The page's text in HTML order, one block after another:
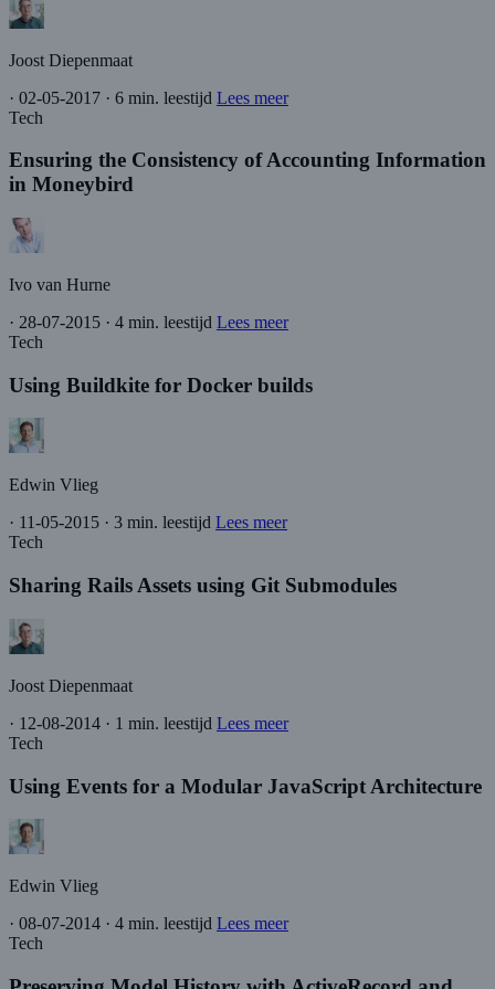
Joost Diepenmaat
· 02-05-2017 · 6 min. leestijd Lees meer
Tech
Ensuring the Consistency of Accounting Information
in Moneybird
Ivo van Hurne
· 28-07-2015 · 4 min. leestijd Lees meer
Tech
Using Buildkite for Docker builds
Edwin Vlieg
· 11-05-2015 · 3 min. leestijd Lees meer
Tech
Sharing Rails Assets using Git Submodules
Joost Diepenmaat
· 12-08-2014 · 1 min. leestijd Lees meer
Tech
Using Events for a Modular JavaScript Architecture
Edwin Vlieg
· 08-07-2014 · 4 min. leestijd Lees meer
Tech